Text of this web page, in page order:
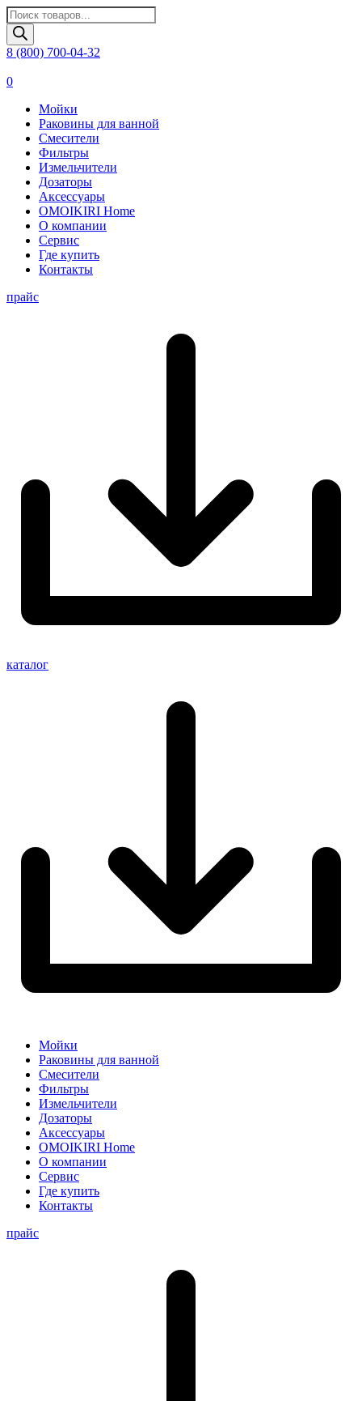
Поиск
товаров
8 (800) 700-04-32
0
Мойки
Раковины для ванной
Смесители
Фильтры
Измельчители
Дозаторы
Аксессуары
OMOIKIRI Home
О компании
Сервис
Где купить
Контакты
прайс
каталог
Мойки
Раковины для ванной
Смесители
Фильтры
Измельчители
Дозаторы
Аксессуары
OMOIKIRI Home
О компании
Сервис
Где купить
Контакты
прайс